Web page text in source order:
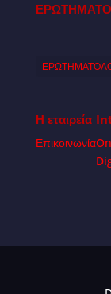
Η εταιρεία
Επικοινωνία